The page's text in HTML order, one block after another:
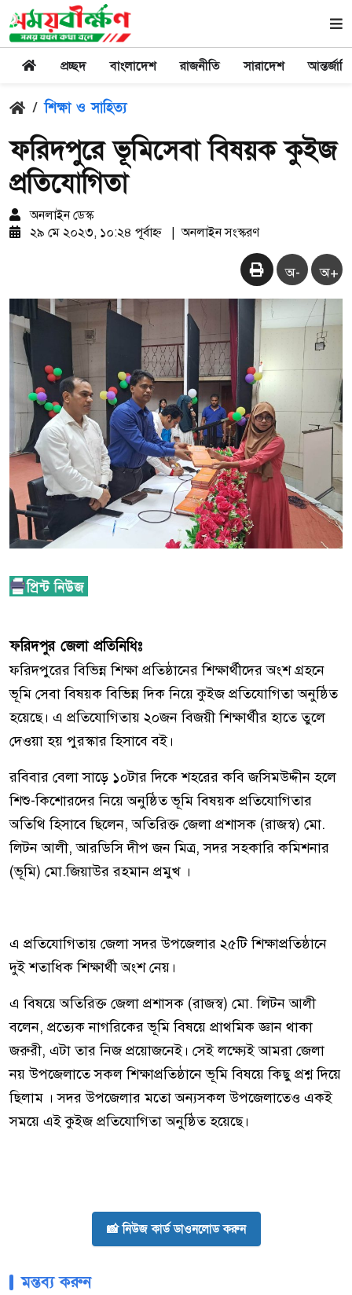
প্রচ্ছদ বাংলাদেশ রাজনীতি সারাদেশ
/ শিক্ষা ও সাহিত্য
ফরিদপুরে ভূমিসেবা বিষয়ক কুইজ
প্রতিযোগিতা
অনলাইন ডেস্ক
২৯ মে ২০২৩, ১০:২৪ পূর্বাহ্ন
অনলাইন সংস্করণ
অ- অ+
ফরিদপুর জেলা প্রতিনিধিঃ
ফরিদপুরের বিভিন্ন শিক্ষা প্রতিষ্ঠানের শিক্ষার্থীদের অংশ গ্রহনে
ভূমি সেবা বিষয়ক বিভিন্ন দিক নিয়ে কুইজ প্রতিযোগিতা অনুষ্ঠিত
হয়েছে। এ প্রতিযোগিতায় ২০জন বিজয়ী শিক্ষার্থীর হাতে তুলে
দেওয়া হয় পুরস্কার হিসাবে বই।
রবিবার বেলা সাড়ে ১০টার দিকে শহরের কবি জসিমউদ্দীন হলে
শিশু-কিশোরদের নিয়ে অনুষ্ঠিত ভূমি বিষয়ক প্রতিযোগিতার
অতিথি হিসাবে ছিলেন, অতিরিক্ত জেলা প্রশাসক (রাজস্ব) মো.
লিটন আলী, আরডিসি দীপ জন মিত্র, সদর সহকারি কমিশনার
(ভূমি) মো.জিয়াউর রহমান প্রমুখ ।
এ প্রতিযোগিতায় জেলা সদর উপজেলার ২৫টি শিক্ষাপ্রতিষ্ঠানে
দুই শতাধিক শিক্ষার্থী অংশ নেয়।
এ বিষয়ে অতিরিক্ত জেলা প্রশাসক (রাজস্ব) মো. লিটন আলী
বলেন, প্রত্যেক নাগরিকের ভূমি বিষয়ে প্রাথমিক জ্ঞান থাকা
জরুরী, এটা তার নিজ প্রয়োজনেই। সেই লক্ষ্যেই আমরা জেলা
নয় উপজেলাতে সকল শিক্ষাপ্রতিষ্ঠানে ভূমি বিষয়ে কিছু প্রশ্ন দিয়ে
ছিলাম । সদর উপজেলার মতো অন্যসকল উপজেলাতেও একই
সময়ে এই কুইজ প্রতিযোগিতা অনুষ্ঠিত হয়েছে।
📸 নিউজ কার্ড ডাওনলোড করুন
মন্তব্য করুন